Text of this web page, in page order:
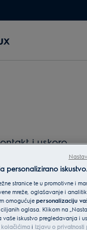
i uskoro
personalizirano iskustvo.
stranice te u promotivne i
mreže, oglašavanje i
omogućuje personalizaciju
oglasa. Klikom na
iskustvo pregledavanja i
kolačićima i Izjavu o privatnosti